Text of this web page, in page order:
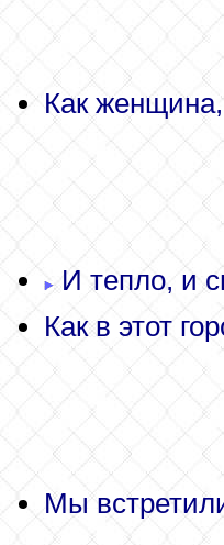
Как
И тепло, и
Как в этот
Мы